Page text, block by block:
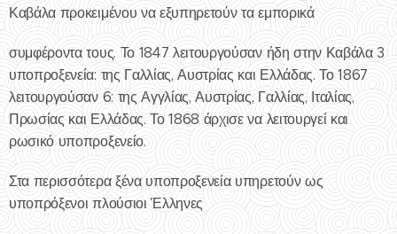
Καβάλα προκειμένου να εξυπηρετούν τα εμπορικά
συμφέροντα τους. Το 1847 λειτουργούσαν ήδη στην Καβάλα 3
υποπροξενεία: της Γαλλίας, Αυστρίας και Ελλάδας. Το 1867
λειτουργούσαν 6: της Αγγλίας, Αυστρίας, Γαλλίας, Ιταλίας,
Πρωσίας και Ελλάδας. Το 1868 άρχισε να λειτουργεί και
ρωσικό υποπροξενείο.
Στα περισσότερα ξένα υποπροξενεία υπηρετούν ως
υποπρόξενοι πλούσιοι Έλληνες